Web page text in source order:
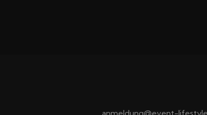
anmeldung@event-